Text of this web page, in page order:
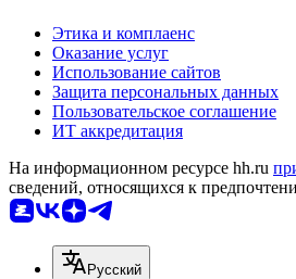
Этика и комплаенс
Оказание услуг
Использование сайтов
Защита персональных данных
Пользовательское соглашение
ИТ аккредитация
На информационном ресурсе hh.ru
сведений, относящихся к
Русский